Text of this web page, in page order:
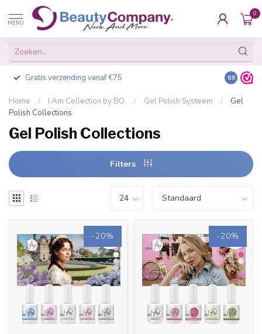
MENU
0
Gratis verzending vanaf €75 Besteld
8.8
Home / I.Am Collection by BO. / Gel Polish Systeem /
Gel
Polish Collections
Gel Polish Collections
Filters
-20% -20%